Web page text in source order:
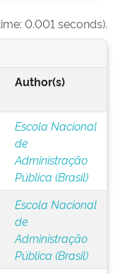
0.001 seconds).
Author(s)
Escola Nacional
de
Administração
Pública (Brasil)
Escola Nacional
de
Administração
Pública (Brasil)